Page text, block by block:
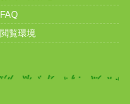
FAQ
閲覧環境